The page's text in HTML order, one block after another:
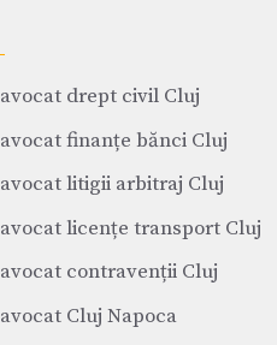
avocat drept civil Cluj
avocat finanțe bănci Cluj
avocat litigii arbitraj Cluj
avocat licențe transport Cluj
avocat contravenții Cluj
avocat Cluj Napoca